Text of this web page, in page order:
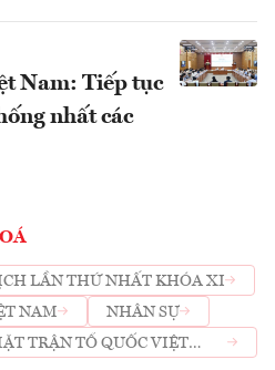
Nam: Tiếp tục
nhất các
LẦN THỨ NHẤT KHÓA XI
NAM
NHÂN SỰ
TRẬN TỔ QUỐC VIỆT